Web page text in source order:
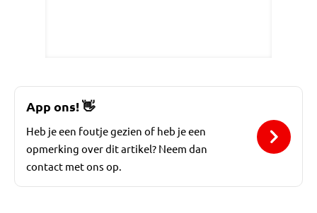
App ons!👋
Heb je een foutje gezien of heb je een
opmerking over dit artikel? Neem dan
contact met ons op.